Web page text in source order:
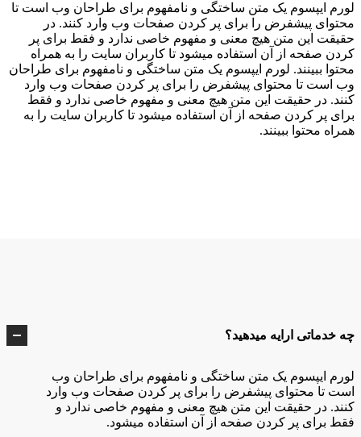
لورم ایپسوم یک متن ساختگی و نامفهوم برای طراحان وب است تا
محتوای پیشفرض را برای پر کردن صفحات وب وارد کنند. در
حقیقت این متن هیچ معنی و مفهوم خاصی ندارد و فقط برای پر
کردن صفحه از آن استفاده میشود تا کاربران سایت را به همراه
محتوا ببینند. لورم ایپسوم یک متن ساختگی و نامفهوم برای طراحان
وب است تا محتوای پیشفرض را برای پر کردن صفحات وب وارد
کنند. در حقیقت این متن هیچ معنی و مفهوم خاصی ندارد و فقط
برای پر کردن صفحه از آن استفاده میشود تا کاربران سایت را به
همراه محتوا ببینند.
چه خدماتی ارایه میدهید؟
لورم ایپسوم یک متن ساختگی و نامفهوم برای طراحان وب
است تا محتوای پیشفرض را برای پر کردن صفحات وب وارد
کنند. در حقیقت این متن هیچ معنی و مفهوم خاصی ندارد و
فقط برای پر کردن صفحه از آن استفاده میشود.